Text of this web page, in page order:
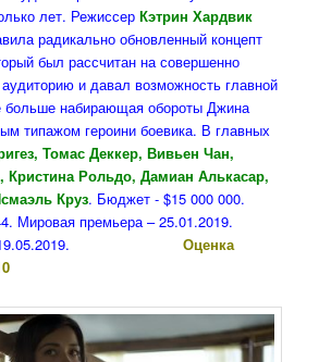
лет. РежиссерКэтрин Хардвик
радикально обновленный концепт
был рассчитан на совершенно
и давал возможность главной
больше набирающая обороты Джина
типажом героини боевика. В главных
Томас Деккер, Вивьен Чан,
Кристина Рольдо, Дамиан Алькасар,
Круз. Бюджет - $15 000 000.
Мировая премьера – 25.01.2019.
– 19.05.2019.Оценка